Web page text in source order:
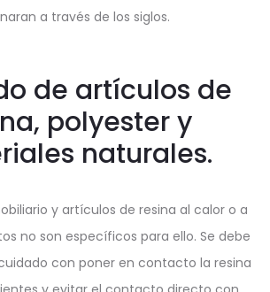
a través de los siglos.
de artículos de
polyester y
naturales.
y artículos de resina al calor o a
no son específicos para ello. Se debe
con poner en contacto la resina